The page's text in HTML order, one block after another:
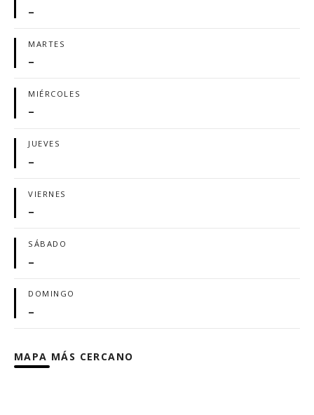
–
MARTES
–
MIÉRCOLES
–
JUEVES
–
VIERNES
–
SÁBADO
–
DOMINGO
–
MAPA MÁS CERCANO